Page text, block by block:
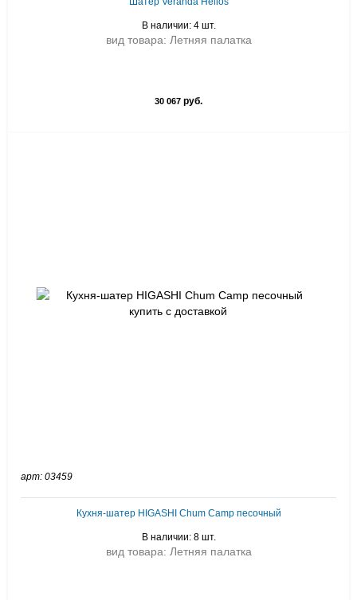
В наличии: 4 шт.
вид товара: Летняя палатка
30 067 руб.
арт: 03459
Кухня-шатер HIGASHI Chum Camp песочный
В наличии: 8 шт.
вид товара: Летняя палатка